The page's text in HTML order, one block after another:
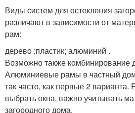
Виды систем для остекления
различают в зависимости от
рам:
дерево ;пластик; алюминий .
Возможно также комбинирование
Алюминиевые рамы в частный
так часто, как первые 2 варианта.
выбрать окна, важно учитывать
загородного дома.